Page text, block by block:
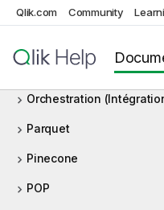
Qlik.com Community
OpenAI
ORC
Orchestration
Parquet
Pinecone
POP